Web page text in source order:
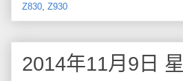
Z830 Z930
2014年11月9日